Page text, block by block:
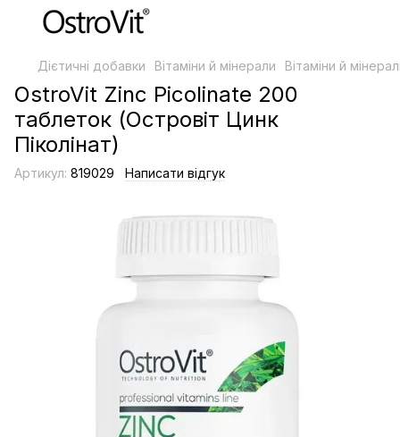
Дієтичні добавки Вітаміни й мінерали Вітаміни й
OstroVit Zinc Picolinate 200
таблеток (Островіт Цинк
Піколінат)
Артикул: 819029 Написати відгук